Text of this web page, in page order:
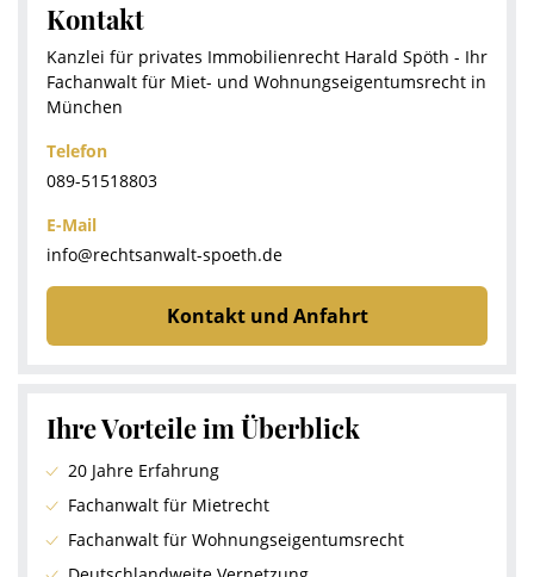
Kontakt
Kanzlei für privates Immobilienrecht Harald Spöth - Ihr
Fachanwalt für Miet- und Wohnungseigentumsrecht in
München
Telefon
089-51518803
E-Mail
info@rechtsanwalt-spoeth.de
Kontakt und Anfahrt
Ihre Vorteile im Überblick
20 Jahre Erfahrung
Fachanwalt für Mietrecht
Fachanwalt für Wohnungseigentumsrecht